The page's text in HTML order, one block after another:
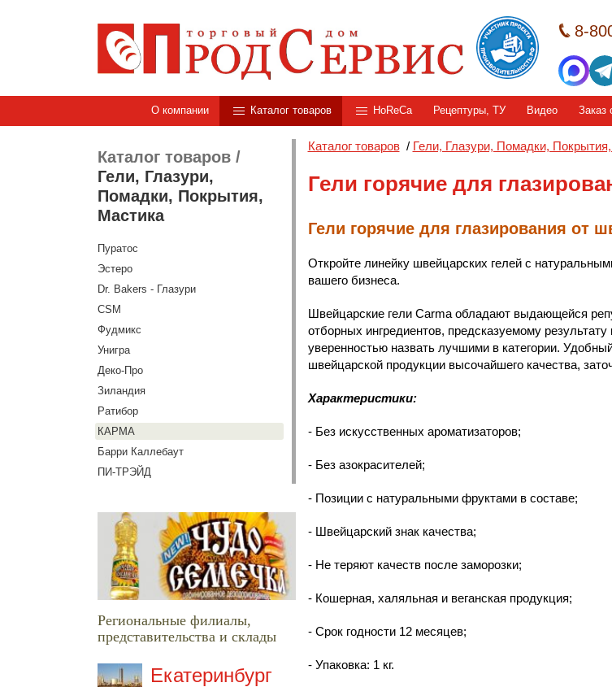
8-
О компании Каталог товаров HoReCa Рецептуры, ТУ Видео Заказ
Каталог товаров/
Гели, Глазури,
Помадки, Покрытия,
Мастика
Пуратос
Эстеро
Dr. Bakers - Глазури
CSM
Фудмикс
Унигра
Деко-Про
Зиландия
Ратибор
КАРМА
Барри Каллебаут
ПИ-ТРЭЙД
Региональные филиалы,
представительства и склады
Екатеринбург
Каталог товаров/ Гели, Глазури, Помадки,
Гели горячие для
Гели горячие для глазирования от
Откройте линейку швейцарских гелей с
вашего бизнеса.
Швейцарские гели Carma обладают выдающейся
отборных ингредиентов, предсказуемому
уверенностью назвать лучшими в категории.
швейцарской продукции высочайшего качества,
Характеристики:
- Без искусственных ароматизаторов;
- Без азокрасителей;
- Позиции с натуральными фруктами в составе;
- Швейцарский знак качества;
- Не теряют качеств после заморозки;
- Кошерная, халяльная и веганская продукция;
- Срок годности 12 месяцев;
- Упаковка: 1 кг.